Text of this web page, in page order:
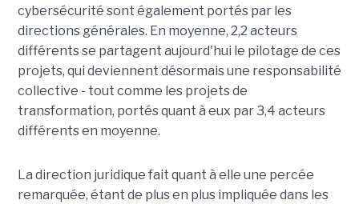
cybersécurité sont également portés par les
directions générales. En moyenne, 2,2 acteurs
différents se partagent aujourd'hui le pilotage de ces
projets, qui deviennent désormais une responsabilité
collective - tout comme les projets de
transformation, portés quant à eux par 3,4 acteurs
différents en moyenne.
La direction juridique fait quant à elle une percée
remarquée, étant de plus en plus impliquée dans les